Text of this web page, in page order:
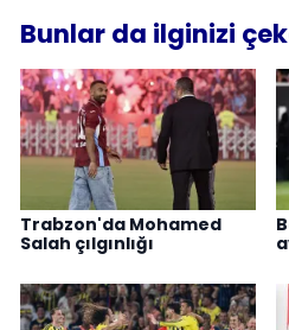
Bunlar da ilginizi
Trabzon'da Mohamed
Salah çılgınlığı